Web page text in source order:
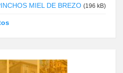
MIEL DE BREZO (196 kB)